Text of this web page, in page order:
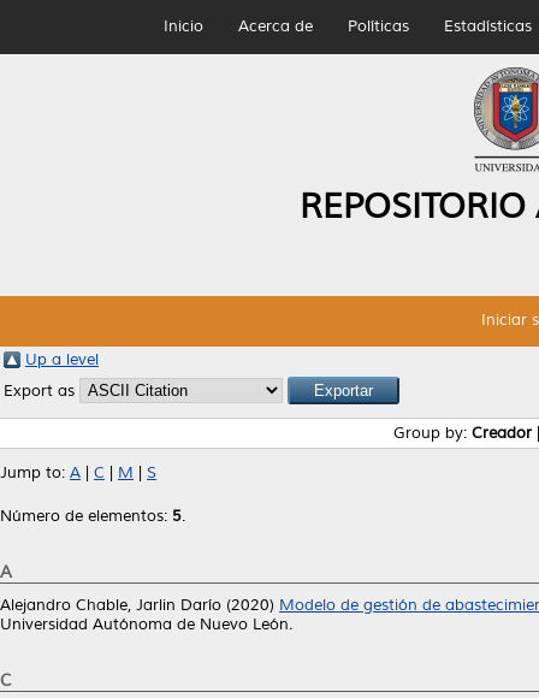
Inicio Acerca de Políticas Estadísticas
Iniciar
Up a level
Export as
Group by: Creador
Jump to: A C M S
Número de elementos: 5.
A
Alejandro Chable, Jarlin Darío (2020) Modelo de gestión de
Universidad Autónoma de Nuevo León.
C